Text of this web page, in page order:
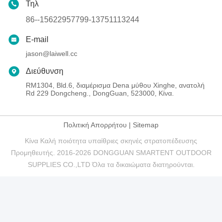
Τηλ
86--15622957799-13751113244
E-mail
jason@laiwell.cc
Διεύθυνση
RM1304, Bld.6, διαμέρισμα Dena μύθου Xinghe, ανατολή
Rd 229 Dongcheng., DongGuan, 523000, Κίνα.
Πολιτική Απορρήτου | Sitemap
Κίνα Καλή ποιότητα υπαίθριες σκηνές στρατοπέδευσης
Προμηθευτής. 2016-2026 DONGGUAN SMARTENT OUTDOOR
SUPPLIES CO.,LTD Όλα τα δικαιώματα διατηρούνται.